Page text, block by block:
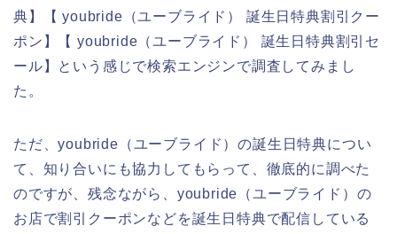
典】【 youbride（ユーブライド） 誕生日特典割引クー
ポン】【 youbride（ユーブライド） 誕生日特典割引セ
ール】という感じで検索エンジンで調査してみまし
た。
ただ、youbride（ユーブライド）の誕生日特典につい
て、知り合いにも協力してもらって、徹底的に調べた
のですが、残念ながら、youbride（ユーブライド）の
お店で割引クーポンなどを誕生日特典で配信している